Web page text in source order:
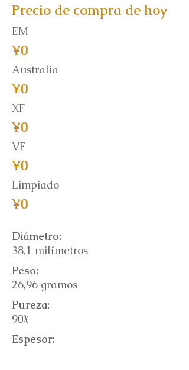
Precio de compra de hoy
EM
¥0
Australia
¥0
XF
¥0
VF
¥0
Limpiado
¥0
Diámetro:
38,1 milímetros
Peso:
26,96 gramos
Pureza:
90%
Espesor: